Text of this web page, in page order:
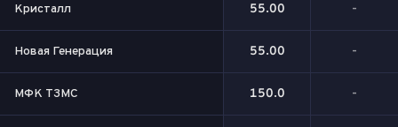
Кристалл 55.00 -
Новая Генерация 55.00 -
МФК ТЗМС 150.0 -